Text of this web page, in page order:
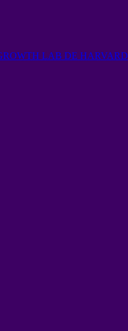
LAB DE HARVARD